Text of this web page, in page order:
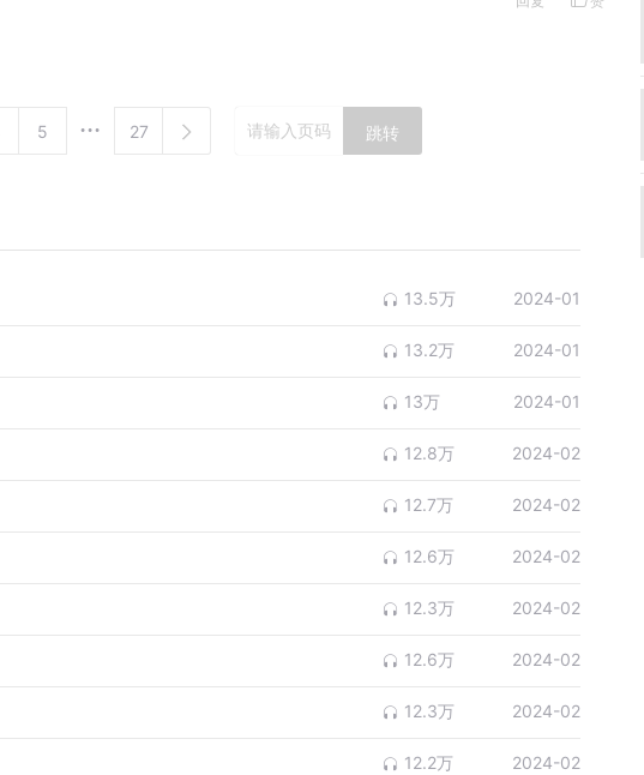
5 27 跳转
13.5万 2024-01
13.2万 2024-01
13万 2024-01
12.8万 2024-02
12.7万 2024-02
12.6万 2024-02
12.3万 2024-02
12.6万 2024-02
12.3万 2024-02
12.2万 2024-02